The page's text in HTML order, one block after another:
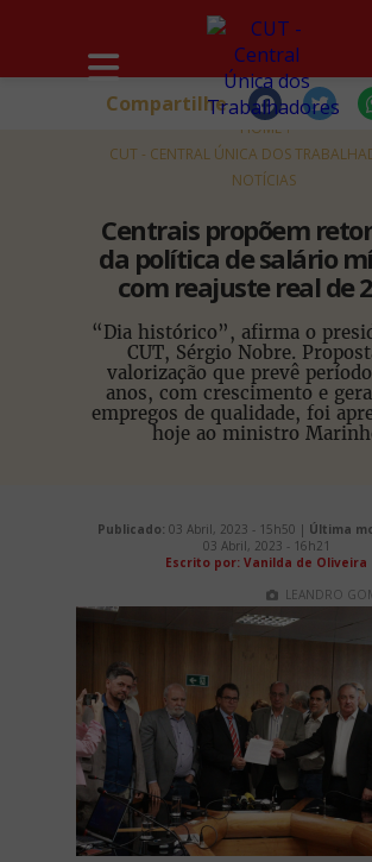
HOME
CUT - CENTRAL ÚNICA DOS
NOTÍCIAS
Centrais propõem
da política de salário
com reajuste real de
“Dia histórico”, afirma o
CUT, Sérgio Nobre.
valorização que prevê
anos, com crescimento e
empregos de qualidade, foi
hoje ao ministro
Compartilhe
Publicado: 03 Abril, 2023 - 15h50 | Última
03 Abril, 2023 - 16h21
Escrito por: Vanilda de Oliveira
LEANDRO